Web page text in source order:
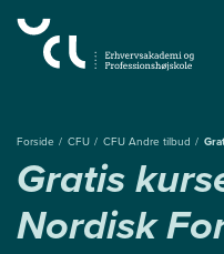
hovedindhold
Forside CFU CFU Andre tilbud
Gratis
Nordisk